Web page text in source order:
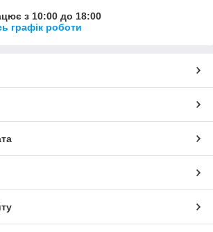
з 10:00 до 18:00
графік роботи